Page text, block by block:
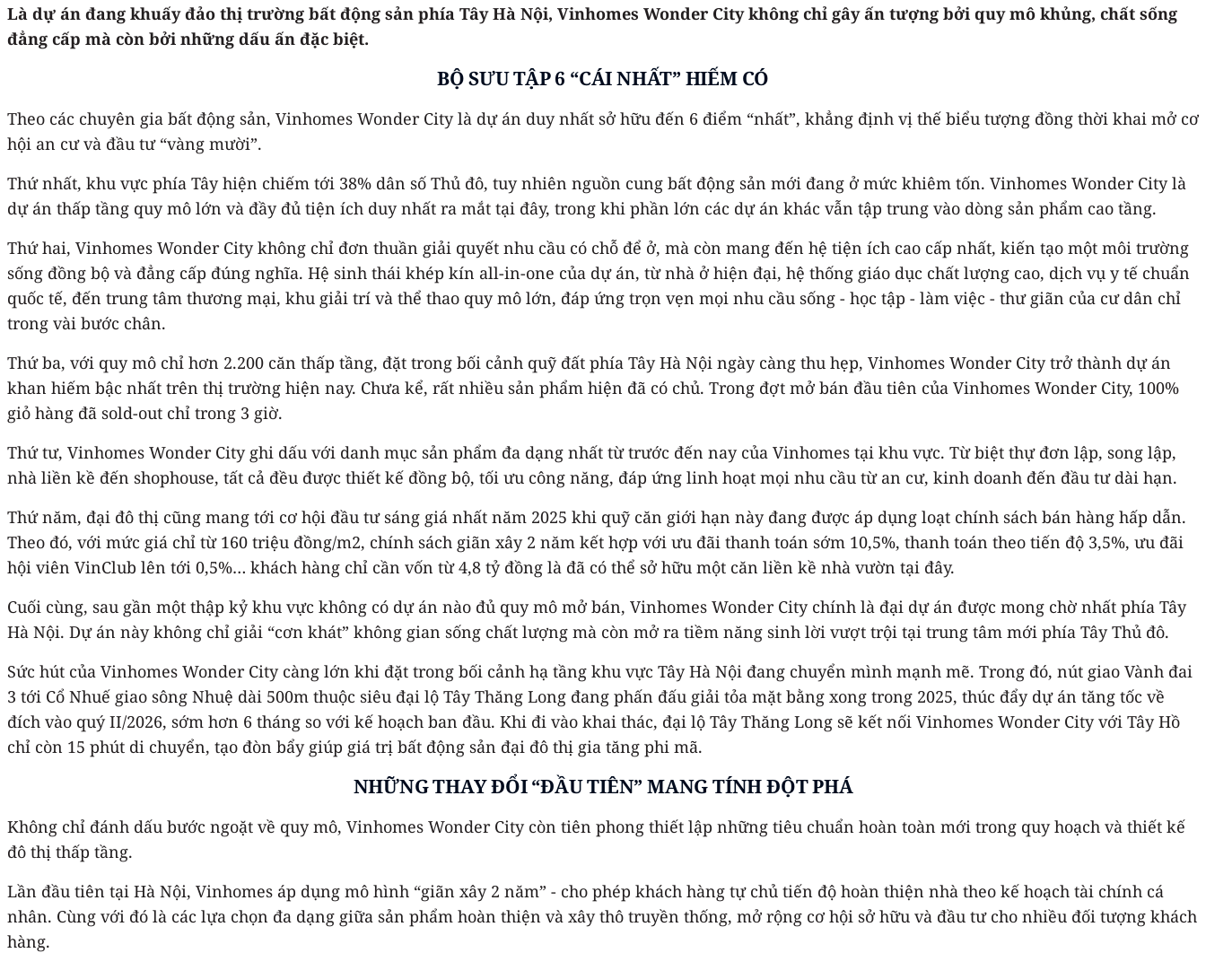
Là dự án đang khuấy đảo thị trường bất động sản phía Tây Hà Nội, Vinhomes Wonder City không chỉ gây ấn tượng bởi quy mô khủng, chất sống
đẳng cấp mà còn bởi những dấu ấn đặc biệt.
BỘ SƯU TẬP 6 “CÁI NHẤT” HIẾM CÓ
Theo các chuyên gia bất động sản, Vinhomes Wonder City là dự án duy nhất sở hữu đến 6 điểm “nhất”, khẳng định vị thế biểu tượng đồng thời khai mở cơ
hội an cư và đầu tư “vàng mười”.
Thứ nhất, khu vực phía Tây hiện chiếm tới 38% dân số Thủ đô, tuy nhiên nguồn cung bất động sản mới đang ở mức khiêm tốn. Vinhomes Wonder City là
dự án thấp tầng quy mô lớn và đầy đủ tiện ích duy nhất ra mắt tại đây, trong khi phần lớn các dự án khác vẫn tập trung vào dòng sản phẩm cao tầng.
Thứ hai, Vinhomes Wonder City không chỉ đơn thuần giải quyết nhu cầu có chỗ để ở, mà còn mang đến hệ tiện ích cao cấp nhất, kiến tạo một môi trường
sống đồng bộ và đẳng cấp đúng nghĩa. Hệ sinh thái khép kín all-in-one của dự án, từ nhà ở hiện đại, hệ thống giáo dục chất lượng cao, dịch vụ y tế chuẩn
quốc tế, đến trung tâm thương mại, khu giải trí và thể thao quy mô lớn, đáp ứng trọn vẹn mọi nhu cầu sống - học tập - làm việc - thư giãn của cư dân chỉ
trong vài bước chân.
Thứ ba, với quy mô chỉ hơn 2.200 căn thấp tầng, đặt trong bối cảnh quỹ đất phía Tây Hà Nội ngày càng thu hẹp, Vinhomes Wonder City trở thành dự án
khan hiếm bậc nhất trên thị trường hiện nay. Chưa kể, rất nhiều sản phẩm hiện đã có chủ. Trong đợt mở bán đầu tiên của Vinhomes Wonder City, 100%
giỏ hàng đã sold-out chỉ trong 3 giờ.
Thứ tư, Vinhomes Wonder City ghi dấu với danh mục sản phẩm đa dạng nhất từ trước đến nay của Vinhomes tại khu vực. Từ biệt thự đơn lập, song lập,
nhà liền kề đến shophouse, tất cả đều được thiết kế đồng bộ, tối ưu công năng, đáp ứng linh hoạt mọi nhu cầu từ an cư, kinh doanh đến đầu tư dài hạn.
Thứ năm, đại đô thị cũng mang tới cơ hội đầu tư sáng giá nhất năm 2025 khi quỹ căn giới hạn này đang được áp dụng loạt chính sách bán hàng hấp dẫn.
Theo đó, với mức giá chỉ từ 160 triệu đồng/m2, chính sách giãn xây 2 năm kết hợp với ưu đãi thanh toán sớm 10,5%, thanh toán theo tiến độ 3,5%, ưu đãi
hội viên VinClub lên tới 0,5%… khách hàng chỉ cần vốn từ 4,8 tỷ đồng là đã có thể sở hữu một căn liền kề nhà vườn tại đây.
Cuối cùng, sau gần một thập kỷ khu vực không có dự án nào đủ quy mô mở bán, Vinhomes Wonder City chính là đại dự án được mong chờ nhất phía Tây
Hà Nội. Dự án này không chỉ giải “cơn khát” không gian sống chất lượng mà còn mở ra tiềm năng sinh lời vượt trội tại trung tâm mới phía Tây Thủ đô.
Sức hút của Vinhomes Wonder City càng lớn khi đặt trong bối cảnh hạ tầng khu vực Tây Hà Nội đang chuyển mình mạnh mẽ. Trong đó, nút giao Vành đai
3 tới Cổ Nhuế giao sông Nhuệ dài 500m thuộc siêu đại lộ Tây Thăng Long đang phấn đấu giải tỏa mặt bằng xong trong 2025, thúc đẩy dự án tăng tốc về
đích vào quý II/2026, sớm hơn 6 tháng so với kế hoạch ban đầu. Khi đi vào khai thác, đại lộ Tây Thăng Long sẽ kết nối Vinhomes Wonder City với Tây Hồ
chỉ còn 15 phút di chuyển, tạo đòn bẩy giúp giá trị bất động sản đại đô thị gia tăng phi mã.
NHỮNG THAY ĐỔI “ĐẦU TIÊN” MANG TÍNH ĐỘT PHÁ
Không chỉ đánh dấu bước ngoặt về quy mô, Vinhomes Wonder City còn tiên phong thiết lập những tiêu chuẩn hoàn toàn mới trong quy hoạch và thiết kế
đô thị thấp tầng.
Lần đầu tiên tại Hà Nội, Vinhomes áp dụng mô hình “giãn xây 2 năm” - cho phép khách hàng tự chủ tiến độ hoàn thiện nhà theo kế hoạch tài chính cá
nhân. Cùng với đó là các lựa chọn đa dạng giữa sản phẩm hoàn thiện và xây thô truyền thống, mở rộng cơ hội sở hữu và đầu tư cho nhiều đối tượng khách
hàng.